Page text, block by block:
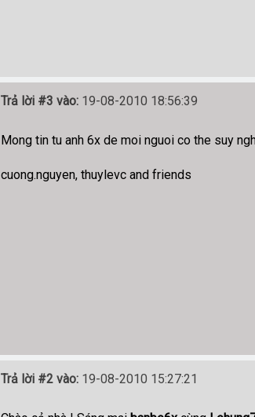
Trả lời #3 vào:19-08-2010 18:56:39
Mong tin tu anh 6x de moi nguoi co the suy
cuong.nguyen, thuylevc and friends
Trả lời #2 vào:19-08-2010 15:27:21